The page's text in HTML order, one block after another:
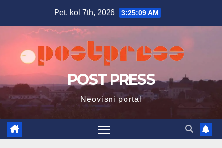
Pet. kol 7th, 2026 3:25:10 AM
POST PRESS
Neovisni portal